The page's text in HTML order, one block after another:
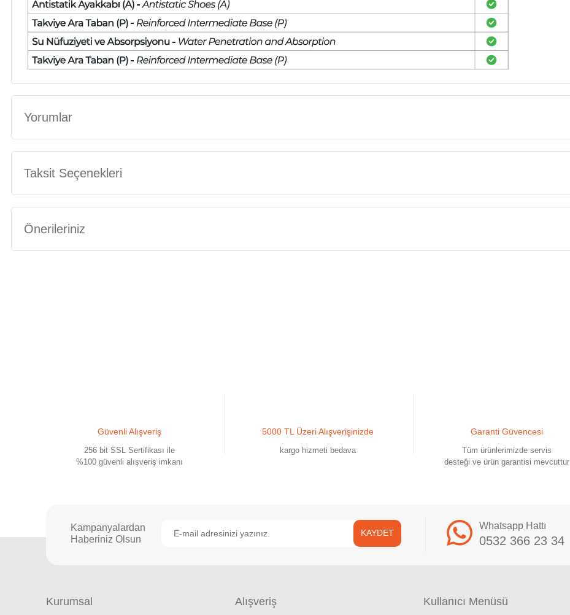
Yorumlar
Yorum Yaz
Taksit Seçenekleri
Önerileriniz
Güvenli Alışveriş
256 bit SSL Sertifikası ile
%100 güvenli alışveriş imkanı
5000 TL Üzeri Alışverişinizde
kargo hizmeti bedava
Garanti Güvencesi
Tüm ürünlerimizde servis
desteği ve ürün garantisi mevcuttur
Kampanyalardan
Haberiniz Olsun
KAYDET
Whatsapp Hattı
0532 366 23 34
Kurumsal Alışveriş Kullanıcı Menüsü